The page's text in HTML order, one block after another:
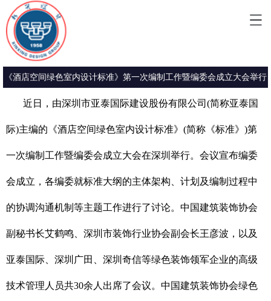
《酒店空间绿色室内设计标准》第一次编制工作暨编委会成立大会举行
近日，由深圳市亚泰国际建设股份有限公司(简称亚泰国
际)主编的《酒店空间绿色室内设计标准》(简称《标准》)第
一次编制工作暨编委会成立大会在深圳举行。会议宣布编委
会成立，各编委就标准大纲的主体架构、计划及编制过程中
的协调沟通机制等主题工作进行了讨论。中国建筑装饰协会
副秘书长艾鹤鸣、深圳市装饰行业协会副会长王彦波，以及
亚泰国际、深圳广田、深圳奇信等绿色装饰领军企业的高级
技术管理人员共30余人出席了会议。中国建筑装饰协会绿色